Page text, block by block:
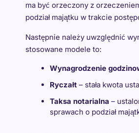
ma być orzeczony z
podział majątku w trakcie
Następnie należy uwzględnić
stosowane modele to:
Wynagrodzenie
Ryczałt – stała kwota
Taksa notarialna –
sprawach o podział